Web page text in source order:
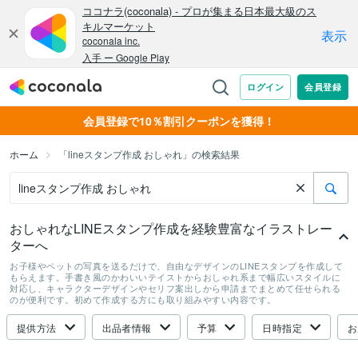
会員登録で10％割引クーポンを獲得！
ホーム 「lineスタンプ作成 おしゃれ」の検索結果
おしゃれなLINEスタンプ作成を経験豊富なイラストレー
ターへ
お子様やペットの写真を送るだけで、自由なデザインのLINEスタンプを作成して
もらえます。手書き風のかわいいテイストからおしゃれ系まで幅広いスタイルに
対応し、キャラクターデザインやセリフ案出しから申請までまとめて任せられる
のが便利です。初めて作成する方にも取り組みやすい内容です。
提供方法 出品者情報 予算 日時指定